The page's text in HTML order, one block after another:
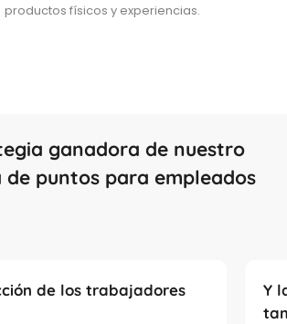
productos físicos y experiencias.
ganadora de nuestro
puntos para empleados
de los trabajadores
Y